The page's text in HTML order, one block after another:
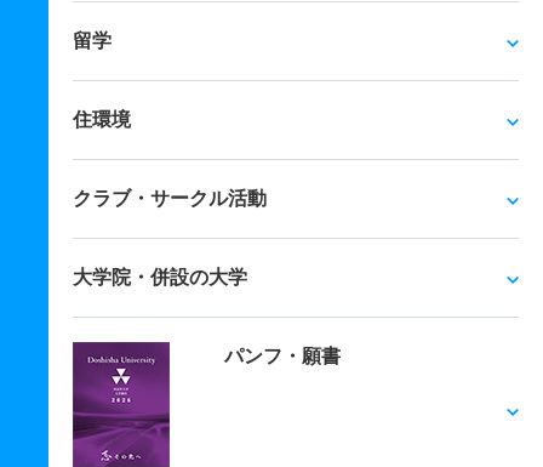
留学
住環境
クラブ・サークル活動
大学院・併設の大学
パンフ・願書